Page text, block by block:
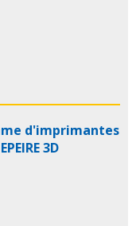
d'imprimantes
3D